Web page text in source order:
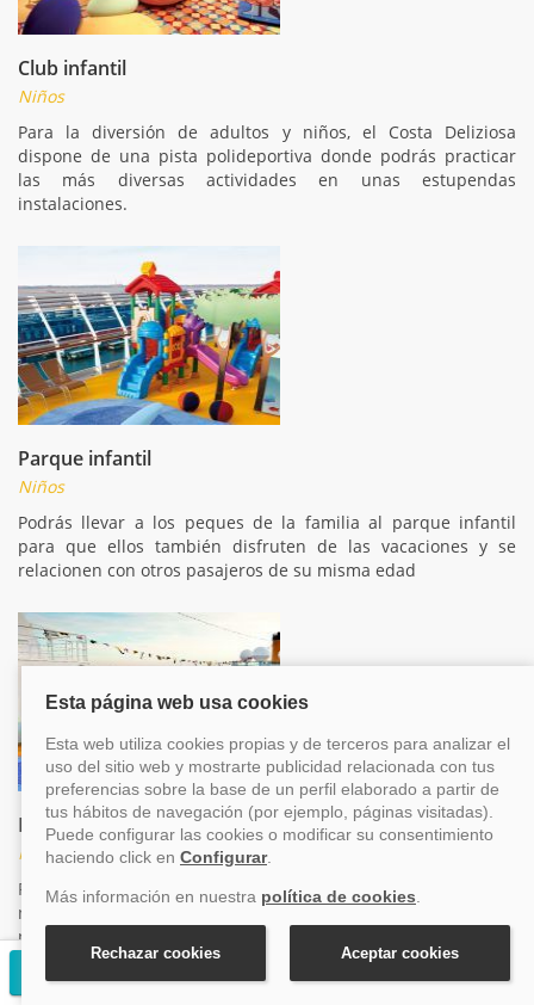
Club infantil
Niños
Para la diversión de adultos y niños, el Costa Deliziosa
dispone de una pista polideportiva donde podrás practicar
las más diversas actividades en unas estupendas
instalaciones.
Parque infantil
Niños
Podrás llevar a los peques de la familia al parque infantil
para que ellos también disfruten de las vacaciones y se
relacionen con otros pasajeros de su misma edad
Piscinas niños
Niños
Para que tus hijos puedan divertirse en el agua con más
niños de su edad, el Costa Deliziosa tiene una piscina infantil
para que chapoteen todos juntos y se diviertan.